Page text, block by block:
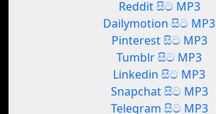
Reddit සිට MP3
Dailymotion සිට MP3
Pinterest සිට MP3
Tumblr සිට MP3
Linkedin සිට MP3
Snapchat සිට MP3
Telegram සිට MP3